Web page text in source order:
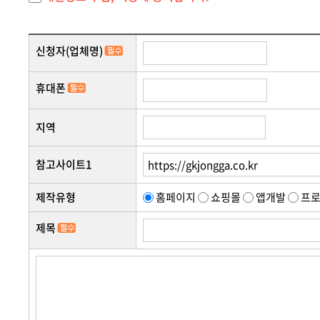
온라인문의
고객센터 공지
개인
2. 개인정보의 수집 및 이용목적
회사는 수집한 개인정보를 다음의 목적을 위해 활용합
- 서비스 제공에 관한 계약 이행 및 서비스 제공에 따
- 회원 관리 : 회원제 서비스 이용에 따른 본인확인,
항 전달
- 마케팅 및 광고에 활용 : 이벤트 등 광고성 정보 전
3. 개인정보의 보유 및 이용기간
원칙적으로, 개인정보 수집 및 이용목적이 달성된 후
관계법령에서 정한 일정한 기간 동안 회원정보를 보
- 서비스 이용 관련 개인정보 (로그인기록) 보존 근거
- 표시/광고에 관한 기록 보존 근거 : 전자상거래 등에
- 계약 또는 청약철회 등에 관한 기록 보존 근거 : 전
신청자(업체명)
휴대폰
지역
참고사이트1
제작유형 홈페이지 쇼핑몰 앱개발 프
제목